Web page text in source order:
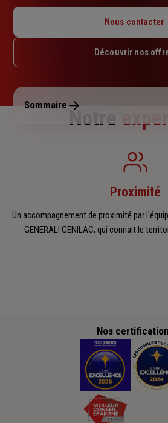
Mardi : 09h – 12h / 14h – 18h
Jeudi : 09h – 12h / 14h – 18h
Dimanche : Fermé
Nous contacter
Découvrir nos
Sommaire
Notre
Proximité
Un accompagnement de proximité par
GENERALI GENILAC, qui connait le
Nos